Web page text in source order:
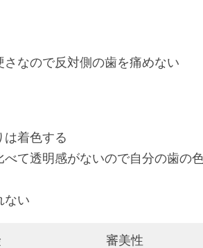
さなので反対側の歯を痛めない
は着色する
べて透明感がないので自分の歯の
ない
審美性